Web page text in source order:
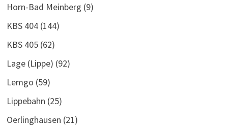
Horn-Bad Meinberg (9)
KBS 404(144)
KBS 405(62)
Lage (Lippe) (92)
Lemgo (59)
Lippebahn (25)
Oerlinghausen (21)